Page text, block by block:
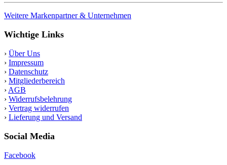
Weitere Markenpartner & Unternehmen
Wichtige Links
› Über Uns
› Impressum
› Datenschutz
› Mitgliederbereich
› AGB
› Widerrufsbelehrung
› Vertrag widerrufen
› Lieferung und Versand
Social Media
Facebook